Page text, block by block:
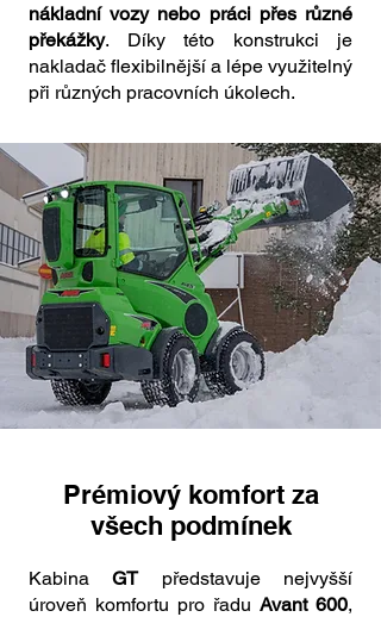
nákladní vozy nebo práci přes různé
překážky. Díky této konstrukci je
nakladač flexibilnější a lépe využitelný
při různých pracovních úkolech.
Prémiový komfort za
všech podmínek
KabinaGTpředstavuje nejvyšší
úroveň komfortu pro řadu Avant 600,